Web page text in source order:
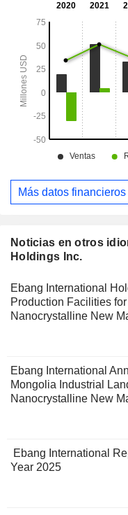
Noticias en otros
Holdings Inc.
Ebang International
Production Facilities
Nanocrystalline New
Ebang International
Mongolia Industrial
Nanocrystalline New
Ebang International
Year 2025
Más datos financieros